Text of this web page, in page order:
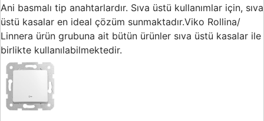
Ani basmalı tip anahtarlardır. Sıva üstü kullanımlar için, sıva
üstü kasalar en ideal çözüm sunmaktadır.Viko Rollina/
Linnera ürün grubuna ait bütün ürünler sıva üstü kasalar ile
birlikte kullanılabilmektedir.